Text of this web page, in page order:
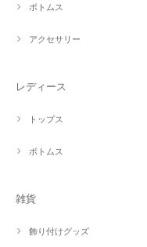
ボトムス
アクセサリー
レディース
トップス
ボトムス
雑貨
飾り付けグッズ